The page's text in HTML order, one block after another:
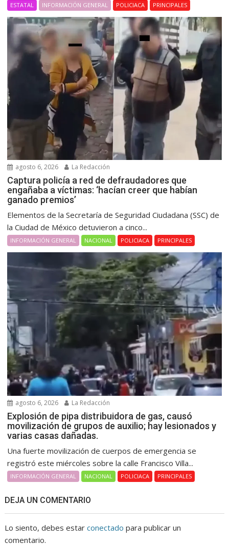
ESTATAL INFORMACIÓN GENERAL POLICIACA PRINCIPALES
agosto 6, 2026 La Redacción
Captura policía a red de defraudadores que
engañaba a víctimas: ‘hacían creer que habían
ganado premios’
Elementos de la Secretaría de Seguridad Ciudadana (SSC) de
la Ciudad de México detuvieron a cinco...
INFORMACIÓN GENERAL NACIONAL POLICIACA PRINCIPALES
agosto 6, 2026 La Redacción
Explosión de pipa distribuidora de gas, causó
movilización de grupos de auxilio; hay lesionados y
varias casas dañadas.
Una fuerte movilización de cuerpos de emergencia se
registró este miércoles sobre la calle Francisco Villa...
INFORMACIÓN GENERAL NACIONAL POLICIACA PRINCIPALES
DEJA UN COMENTARIO
Lo siento, debes estarconectado para publicar un
comentario.